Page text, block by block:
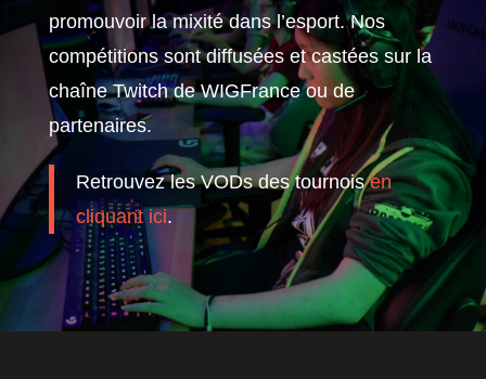
promouvoir la mixité dans l’esport. Nos
compétitions sont diffusées et castées sur la
chaîne Twitch de WIGFrance ou de
partenaires.
Retrouvez les VODs des tournoisen
cliquant ici.